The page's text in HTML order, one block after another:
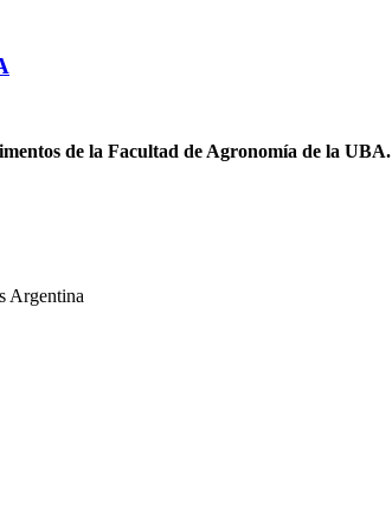
de la Facultad de Agronomía de la UBA.
Argentina